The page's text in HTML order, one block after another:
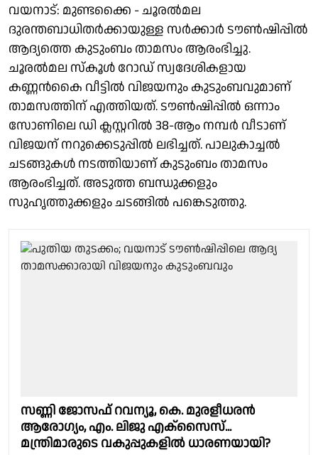
വയനാട്: മുണ്ടക്കൈ - ചൂരൽമല
ദുരന്തബാധിതർക്കായുള്ള സർക്കാർ ടൗൺഷിപ്പിൽ
ആദ്യത്തെ കുടുംബം താമസം ആരംഭിച്ചു.
ചൂരൽമല സ്കൂൾ റോഡ് സ്വദേശികളായ
കണ്ണൻകൈ വീട്ടിൽ വിജയനും കുടുംബവുമാണ്
താമസത്തിന് എത്തിയത്. ടൗൺഷിപ്പില്‍ ഒന്നാം
സോണിലെ ഡി ക്ലസ്റ്ററിൽ 38-ആം നമ്പർ വീടാണ്
വിജയന് നറുക്കെടുപ്പില്‍ ലഭിച്ചത്. പാലുകാച്ചൽ
ചടങ്ങുകൾ നടത്തിയാണ് കുടുംബം താമസം
ആരംഭിച്ചത്. അടുത്ത ബന്ധുക്കളും
സുഹൃത്തുക്കളും ചടങ്ങിൽ പങ്കെടുത്തു.
സണ്ണി ജോസഫ് റവന്യൂ, കെ. മുരളീധരൻ
ആരോഗ്യം, എം. ലിജു എക്സൈസ്...
മന്ത്രിമാരുടെ വകുപ്പുകളിൽ ധാരണയായി?